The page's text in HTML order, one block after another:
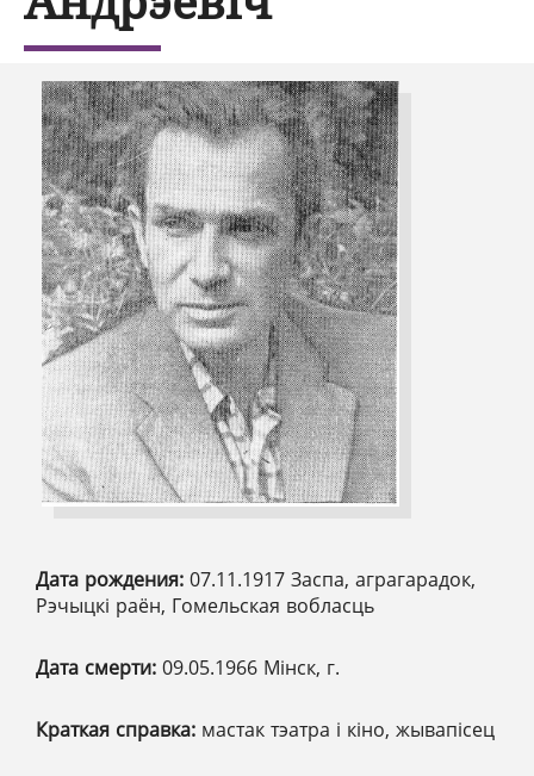
Дата рождения: 07.11.1917 Заспа, аграгарадок,
Рэчыцкі раён, Гомельская вобласць
Дата смерти: 09.05.1966 Мінск, г.
Краткая справка: мастак тэатра і кіно, жывапісец